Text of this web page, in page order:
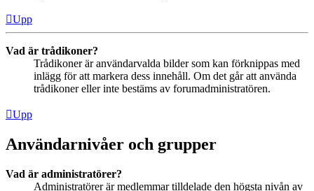
Upp
Vad är trådikoner?
Trådikoner är användarvalda bilder som kan förknippas med
inlägg för att markera dess innehåll. Om det går att använda
trådikoner eller inte bestäms av forumadministratören.
Upp
Användarnivåer och grupper
Vad är administratörer?
Administratörer är medlemmar tilldelade den högsta nivån av